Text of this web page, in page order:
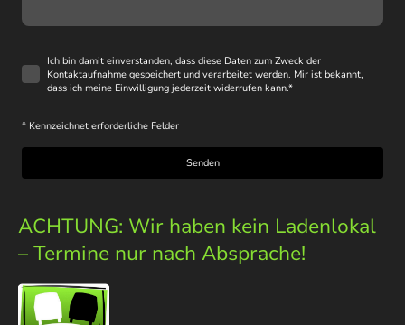
Ich bin damit einverstanden, dass diese Daten zum Zweck der
Kontaktaufnahme gespeichert und verarbeitet werden. Mir ist bekannt,
dass ich meine Einwilligung jederzeit widerrufen kann.*
* Kennzeichnet erforderliche Felder
Senden
ACHTUNG: Wir haben kein Ladenlokal
– Termine nur nach Absprache!